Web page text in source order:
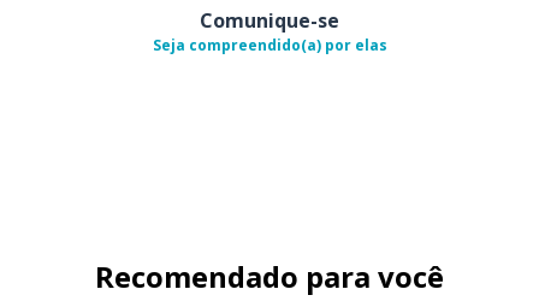
Comunique-se
Seja compreendido(a) por elas
Recomendado para você